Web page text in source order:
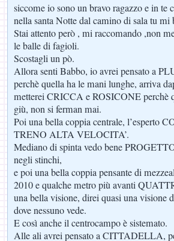
siccome io sono un bravo ragazzo e in te
nella santa Notte dal camino di sala tu
Stai attento però , mi raccomando ,non
le balle di fagioli.
Scostagli un pò.
Allora senti Babbo, io avrei pensato a
perchè quella ha le mani lunghe, arriva
metterei CRICCA e ROSICONE perchè
giù, non si ferman mai.
Poi una bella coppia centrale, l’esperto
TRENO ALTA VELOCITA’.
Mediano di spinta vedo bene
negli stinchi,
e poi una bella coppia pensante di
2010 e qualche metro più avanti
una bella visione, direi quasi una visione
dove nessuno vede.
E così anche il centrocampo è sistemato.
Alle ali avrei pensato a CITTADELLA,